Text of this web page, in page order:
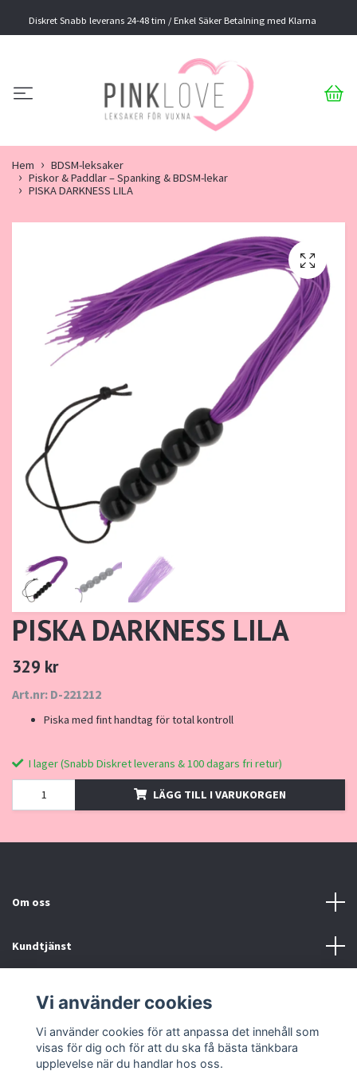
Diskret Snabb leverans 24-48 tim / Enkel Säker Betalning med Klarna
Hem
BDSM-leksaker
Piskor & Paddlar – Spanking & BDSM-lekar
PISKA DARKNESS LILA
PISKA DARKNESS LILA
329 kr
Art.nr: D-221212
Piska med fint handtag för total kontroll
I lager (Snabb Diskret leverans & 100 dagars fri retur)
LÄGG TILL I VARUKORGEN
Om oss
Kundtjänst
Sociala medier
Vi använder cookies
Vi använder cookies för att anpassa det innehåll som
visas för dig och för att du ska få bästa tänkbara
upplevelse när du handlar hos oss.